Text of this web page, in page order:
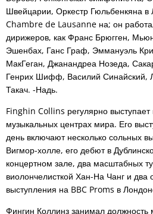
Швейцарии, Оркестр Гюльбенкяна в
Chambre de Lausanne на; он
дирижеров, как Франс Брюгген,
Эшенбах, Ганс Граф, Эммануэль
МакГеган, Джанандреа Нозеда,
Генрих Шифф, Василий Синайский,
Такач. -Надь.
Finghin Collins регулярно
музыкальных центрах мира. Его
день включают несколько сольных
Вигмор-холле, его дебют в
концертном зале, два масштабных
виолончелисткой Хан-На Чанг и два
выступления на BBC Proms в
Фингин Коллинз занимал должность